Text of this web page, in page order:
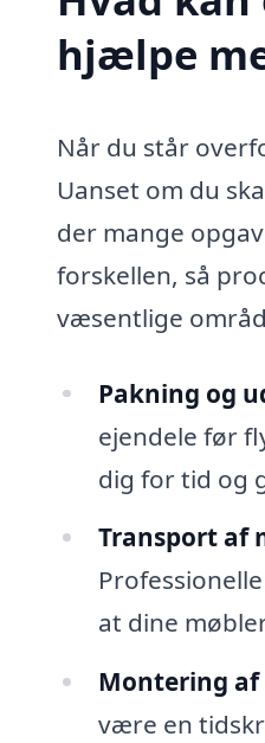
hjælpe
Når du står
Uanset om du
der mange
forskellen, så
væsentlige
Pakning og
ejendele før
dig for tid og
Transport af
at dine
Montering af
være en